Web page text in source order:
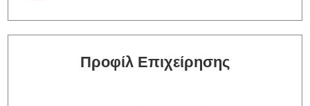
Προφίλ Επιχείρησης